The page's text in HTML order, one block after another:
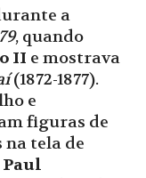
a
, quando
II e mostrava
(1872-1877).
e
figuras de
tela de
Paul